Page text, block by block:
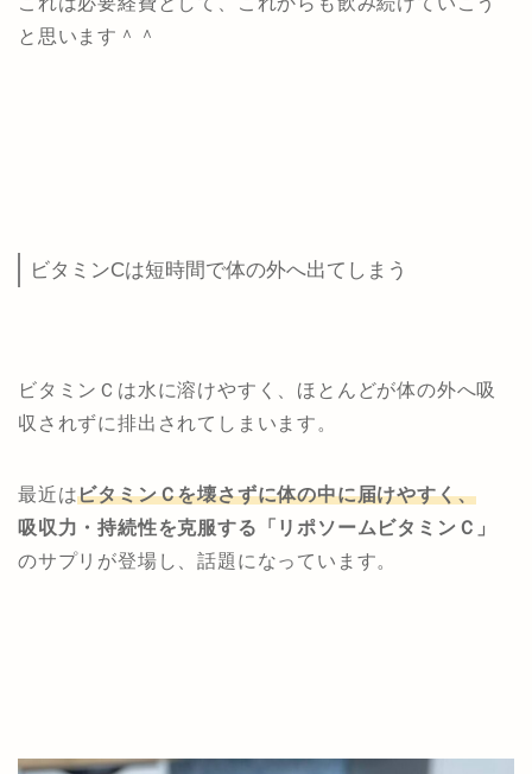
と思います＾＾
ビタミンCは短時間で体の外へ出てしまう
ビタミンＣは水に溶けやすく、ほとんどが体の外へ吸
収されずに排出されてしまいます。
最近はビタミンＣを壊さずに体の中に届けやすく、
吸収力・持続性を克服する「リポソームビタミンＣ」
のサプリが登場し、話題になっています。